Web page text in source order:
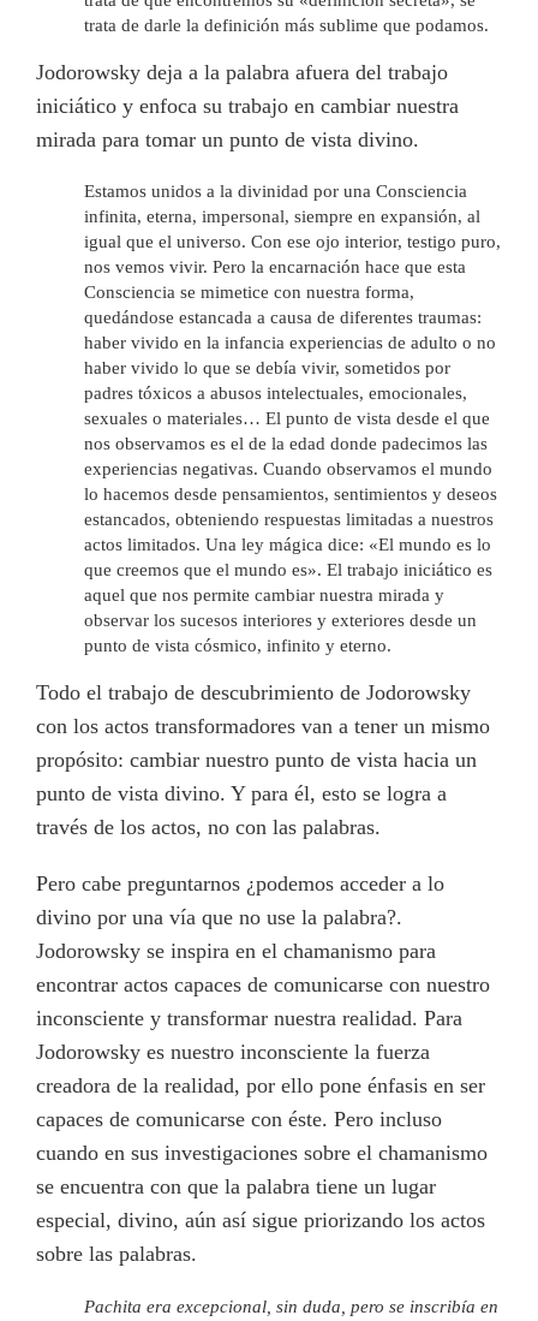
trata de darle la definición más sublime que podamos.
Jodorowsky deja a la palabra afuera del trabajo
iniciático y enfoca su trabajo en cambiar nuestra
mirada para tomar un punto de vista divino.
Estamos unidos a la divinidad por una Consciencia
infinita, eterna, impersonal, siempre en expansión, al
igual que el universo. Con ese ojo interior, testigo puro,
nos vemos vivir. Pero la encarnación hace que esta
Consciencia se mimetice con nuestra forma,
quedándose estancada a causa de diferentes traumas:
haber vivido en la infancia experiencias de adulto o no
haber vivido lo que se debía vivir, sometidos por
padres tóxicos a abusos intelectuales, emocionales,
sexuales o materiales… El punto de vista desde el que
nos observamos es el de la edad donde padecimos las
experiencias negativas. Cuando observamos el mundo
lo hacemos desde pensamientos, sentimientos y deseos
estancados, obteniendo respuestas limitadas a nuestros
actos limitados. Una ley mágica dice: «El mundo es lo
que creemos que el mundo es». El trabajo iniciático es
aquel que nos permite cambiar nuestra mirada y
observar los sucesos interiores y exteriores desde un
punto de vista cósmico, infinito y eterno.
Todo el trabajo de descubrimiento de Jodorowsky
con los actos transformadores van a tener un mismo
propósito: cambiar nuestro punto de vista hacia un
punto de vista divino. Y para él, esto se logra a
través de los actos, no con las palabras.
Pero cabe preguntarnos ¿podemos acceder a lo
divino por una vía que no use la palabra?.
Jodorowsky se inspira en el chamanismo para
encontrar actos capaces de comunicarse con nuestro
inconsciente y transformar nuestra realidad. Para
Jodorowsky es nuestro inconsciente la fuerza
creadora de la realidad, por ello pone énfasis en ser
capaces de comunicarse con éste. Pero incluso
cuando en sus investigaciones sobre el chamanismo
se encuentra con que la palabra tiene un lugar
especial, divino, aún así sigue priorizando los actos
sobre las palabras.
Pachita era excepcional, sin duda, pero se inscribía en